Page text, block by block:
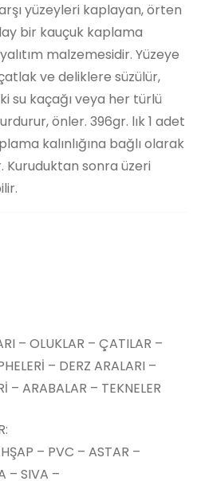
yüzeyleri kaplayan, örten
bir kauçuk kaplama
malzemesidir. Yüzeye
çatlak ve deliklere süzülür,
su kaçağı veya her türlü
önler. 396gr. lık 1 adet
kalınlığına bağlı olarak
Kuruduktan sonra üzeri
– OLUKLAR – ÇATILAR –
– DERZ ARALARI –
– ARABALAR – TEKNELER
– PVC – ASTAR –
– SIVA –